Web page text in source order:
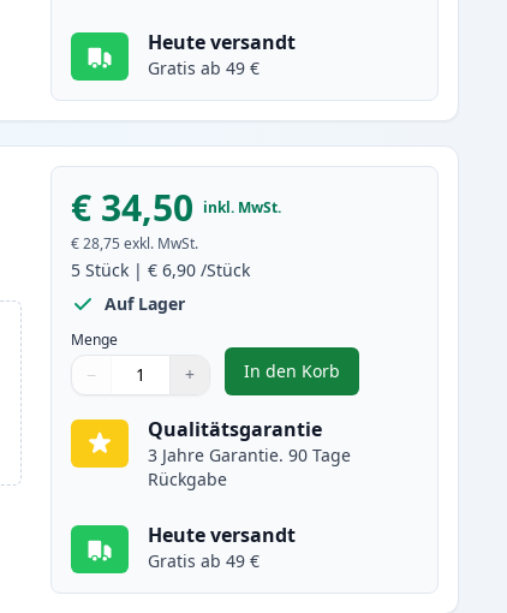
Heute versandt
Gratis ab 49 €
€ 34,50 inkl. MwSt.
€ 28,75 exkl. MwSt.
5 Stück |€ 6,90 /Stück
Auf Lager
Menge
Menge
Verwenden Sie die Tasten, um anzupassen
− +
Menge 1
In den Korb
, 5 stück Canon PGI-
Qualitätsgarantie
3 Jahre Garantie. 90 Tage
Rückgabe
Heute versandt
Gratis ab 49 €